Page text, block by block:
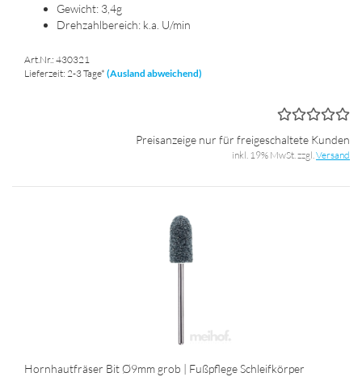
Ge­wicht: 3,4g
Dreh­zahl­be­reich: k.a. U/min
Art.Nr.: 430321
Lieferzeit: 2-3 Tage* (Ausland abweichend)
Preisanzeige nur für freigeschaltete Kunden
inkl. 19% MwSt. zzgl.Versand
Horn­haut­frä­ser Bit Ø9mm grob | Fuß­pfle­ge Schleif­kör­per